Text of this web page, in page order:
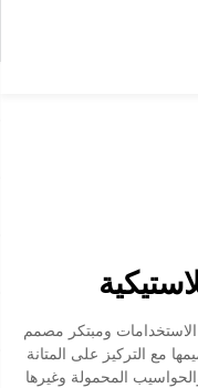
الاستخدامات ومبتكر مصمم
مع التركيز على المتانة
المحمولة وغيرها